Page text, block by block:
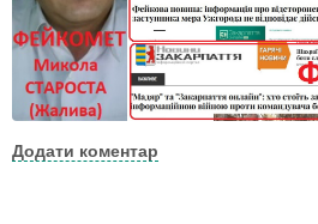
Додати коментар